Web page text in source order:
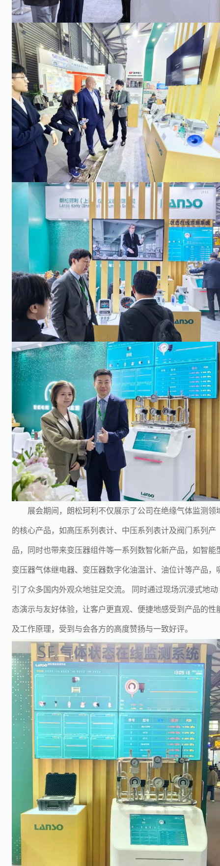
展会期间，朗松珂利不仅展示了公司在绝缘气体监测领
的核心产品，如高压系列表计、中压系列表计及阀门系列产
品，同时也带来变压器组件等一系列数智化新产品，如智能
变压器气体继电器、变压器数字化油温计、油位计等产品，
引了众多国内外观众地驻足交流。 同时通过现场沉浸式地动
态演示与友好体验，让客户更直观、便捷地感受到产品的性
及工作原理，受到与会各方的高度赞扬与一致好评。